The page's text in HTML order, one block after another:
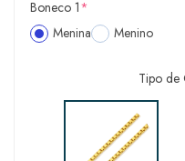
Boneco 1*
Menina
Menino
Tipo de